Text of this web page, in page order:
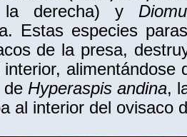
derecha) y
Estas especies
de la presa,
interior, alimentándose
de Hyperaspis andina,
al interior del ovisaco